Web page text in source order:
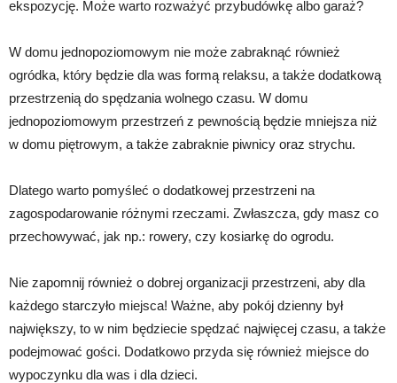
ekspozycję. Może warto rozważyć przybudówkę albo garaż?
W domu jednopoziomowym nie może zabraknąć również
ogródka, który będzie dla was formą relaksu, a także dodatkową
przestrzenią do spędzania wolnego czasu. W domu
jednopoziomowym przestrzeń z pewnością będzie mniejsza niż
w domu piętrowym, a także zabraknie piwnicy oraz strychu.
Dlatego warto pomyśleć o dodatkowej przestrzeni na
zagospodarowanie różnymi rzeczami. Zwłaszcza, gdy masz co
przechowywać, jak np.: rowery, czy kosiarkę do ogrodu.
Nie zapomnij również o dobrej organizacji przestrzeni, aby dla
każdego starczyło miejsca! Ważne, aby pokój dzienny był
największy, to w nim będziecie spędzać najwięcej czasu, a także
podejmować gości. Dodatkowo przyda się również miejsce do
wypoczynku dla was i dla dzieci.